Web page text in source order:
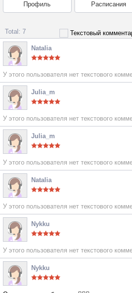
Профиль Расписания
Total: 7 Текстовый
Natalia
У этого пользователя нет текстового
Julia_m
У этого пользователя нет текстового
Julia_m
У этого пользователя нет текстового
Natalia
У этого пользователя нет текстового
Nykku
У этого пользователя нет текстового
Nykku